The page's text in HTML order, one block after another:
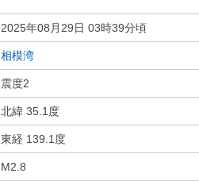
2025年08月29日 03時39分頃
相模湾
震度2
北緯 35.1度
東経 139.1度
M2.8